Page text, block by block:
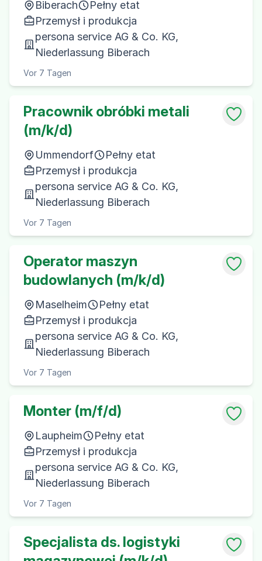
Biberach
Pełny etat
Przemysł i produkcja
persona service AG & Co. KG,
Niederlassung Biberach
Vor 7 Tagen
Pracownik obróbki metali
(m/k/d)
Ummendorf
Pełny etat
Przemysł i produkcja
persona service AG & Co. KG,
Niederlassung Biberach
Vor 7 Tagen
Operator maszyn
budowlanych (m/k/d)
Maselheim
Pełny etat
Przemysł i produkcja
persona service AG & Co. KG,
Niederlassung Biberach
Vor 7 Tagen
Monter (m/f/d)
Laupheim
Pełny etat
Przemysł i produkcja
persona service AG & Co. KG,
Niederlassung Biberach
Vor 7 Tagen
Specjalista ds. logistyki